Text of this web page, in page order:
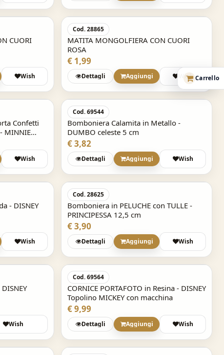
Carrello
DIARIO AGENDA SCUOLA datato 2025/2026
Seven SJ GANG Boy
SKU: 50C202500-000
€ 12,72
BORRACCIA Seven in
€ 11,99
CUORI
Wish
Cod. 28865
MATITA MONGOLFIERA CON CUORI
ROSA
€ 1,99
Dettagli Aggiungi Wish
Confetti
MINNIE
Wish
Cod. 69544
Bomboniera Calamita in Metallo -
DUMBO celeste 5 cm
€ 3,82
Dettagli Aggiungi
Wish
- DISNEY
Wish
Cod. 28625
Bomboniera in PELUCHE con TULLE -
PRINCIPESSA 12,5 cm
€ 3,90
Dettagli Aggiungi Wish
Wish
Cod. 69564
CORNICE PORTAFOTO in Resina - DISNEY
Topolino MICKEY con macchina
€ 9,99
Dettagli Aggiungi Wish
Acquisto Veloce